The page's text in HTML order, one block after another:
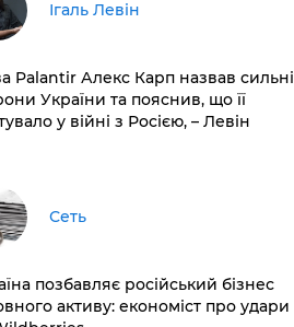
Ігаль Левін
Palantir Алекс Карп назвав сильні
України та пояснив, що її
у війні з Росією, – Левін
Сеть
позбавляє російський бізнес
активу: економіст про удари